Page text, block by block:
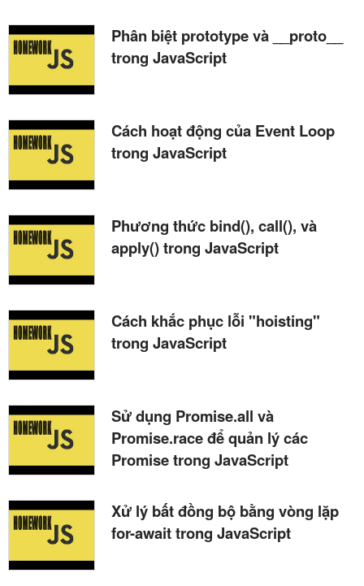
Phân biệt prototype và __proto__
trong JavaScript
Cách hoạt động của Event Loop
trong JavaScript
Phương thức bind(), call(), và
apply() trong JavaScript
Cách khắc phục lỗi "hoisting"
trong JavaScript
Sử dụng Promise.all và
Promise.race để quản lý các
Promise trong JavaScript
Xử lý bất đồng bộ bằng vòng lặp
for-await trong JavaScript